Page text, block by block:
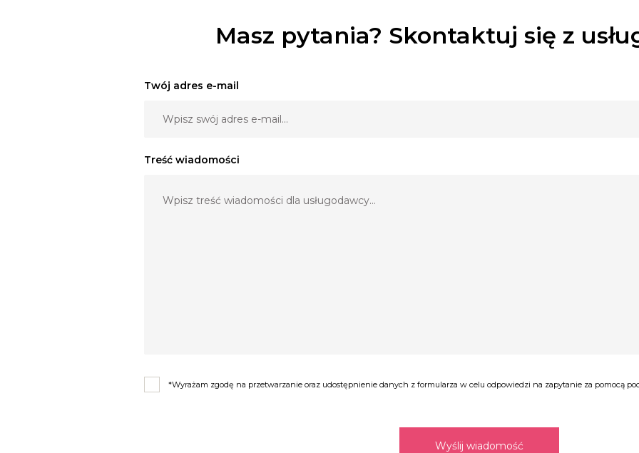
Masz pytania? Skontaktuj się z
Twój adres e-mail
Treść wiadomości
*Wyrażam zgodę na przetwarzanie oraz udostępnienie danych z formularza w celu odpowiedzi na zapytanie za pomocą
Wyślij wiadomość